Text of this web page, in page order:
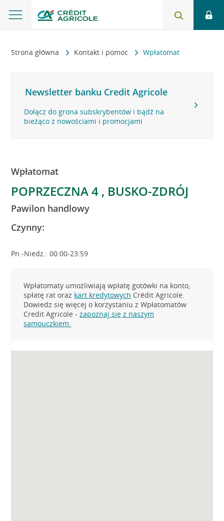
Strona główna Kontakt i pomoc Wpłatomat
Newsletter banku Credit Agricole
Dołącz do grona subskrybentów i bądź na
bieżąco z nowościami i promocjami
Wpłatomat
POPRZECZNA 4 , BUSKO-ZDRÓJ
Pawilon handlowy
Czynny:
Pn.-Niedz.: 00:00-23:59
Wpłatomaty umożliwiają wpłatę gotówki na konto,
spłatę rat oraz kart kredytowych Crédit Agricole.
Dowiedz się więcej o korzystaniu z Wpłatomatów
Credit Agricole -zapoznaj się z naszym
samouczkiem.